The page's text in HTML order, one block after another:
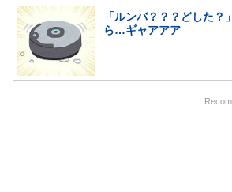
「ルンバ？？？どした？
ら…ギャアアア